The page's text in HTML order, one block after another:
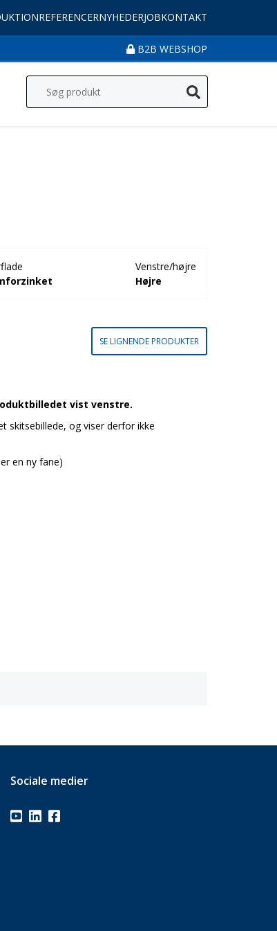
REFERENCERNYHEDERJOBKONTAKT
B2B WEBSHOP
Venstre/højre
Højre
SE LIGNENDE PRODUKTER
vist venstre.
skitsebillede, og viser derfor ikke
en ny fane)
Sociale medier